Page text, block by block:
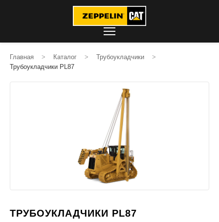
Главная > Каталог > Трубоукладчики
>
Трубоукладчики PL87
ТРУБОУКЛАДЧИКИ PL87